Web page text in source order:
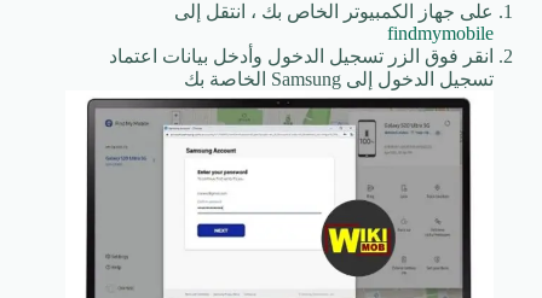
على جهاز الكمبيوتر الخاص بك ، انتقل إلى
findmymobile
انقر فوق الزر تسجيل الدخول وأدخل بيانات اعتماد
تسجيل الدخول إلى Samsung الخاصة بك